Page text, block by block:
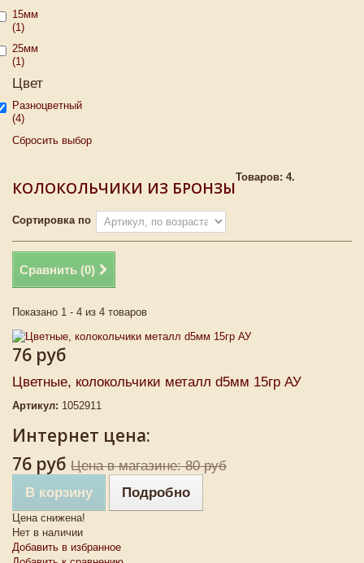
15мм
(1)
25мм
(1)
Цвет
Разноцветный
(4)
Сбросить выбор
КОЛОКОЛЬЧИКИ ИЗ БРОНЗЫ
Товаров: 4.
Сортировка по
Сравнить (0)
Показано 1 - 4 из 4 товаров
76 руб
Цветные, колокольчики металл d5мм 15гр АУ
Артикул: 1052911
Интернет цена:
76 руб Цена в магазине: 80 руб
В корзину
Подробно
Цена снижена!
Нет в наличии
Добавить в избранное